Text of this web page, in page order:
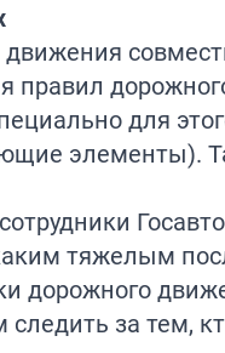
правил
для
элементы).
тяжелым
дорожного
за тем,